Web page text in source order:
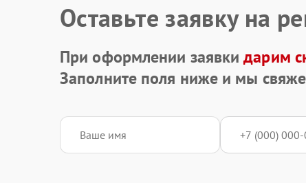
Оставьте заявку на
При оформлении заявкидарим
Заполните поля ниже и мы